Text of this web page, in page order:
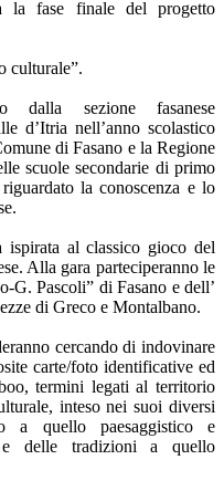
la fase finale del progetto
culturale”.
dalla sezione fasanese
d’Itria nell’anno scolastico
di Fasano e la Regione
scuole secondarie di primo
la conoscenza e lo
ispirata al classico gioco del
Alla gara parteciperanno le
G. Pascoli” di Fasano e dell’
di Greco e Montalbano.
cercando di indovinare
carte/foto identificative ed
termini legati al territorio
inteso nei suoi diversi
a quello paesaggistico e
delle tradizioni a quello